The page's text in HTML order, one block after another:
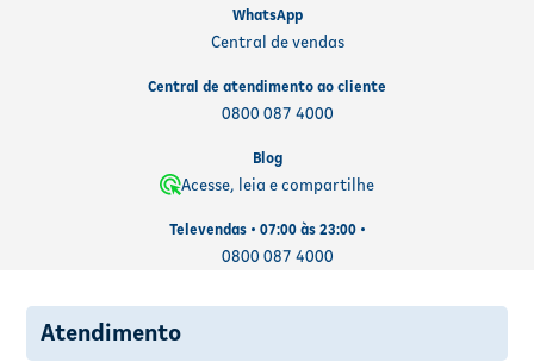
WhatsApp
Central de vendas
Central de atendimento ao cliente
0800 087 4000
Blog
Acesse, leia e compartilhe
Televendas • 07:00 às 23:00 •
0800 087 4000
Atendimento